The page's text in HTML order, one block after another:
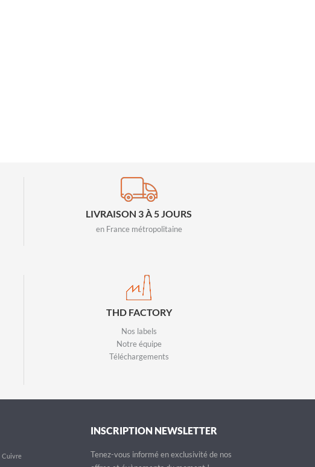
LIVRAISON 3 À 5 JOURS
en France métropolitaine
THD FACTORY
Nos labels
Notre équipe
Téléchargements
Cuivre
INSCRIPTION NEWSLETTER
Tenez-vous informé en exclusivité de nos